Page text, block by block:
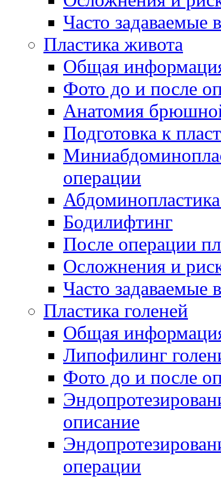
Часто задаваемые
Пластика живота
Общая
Фото до и после
Анатомия
Подготовка к
операции
Бодилифтинг
После операции
Осложнения и
Часто задаваемые
Пластика голеней
Общая
Липофилинг
Фото до и после
описание
операции